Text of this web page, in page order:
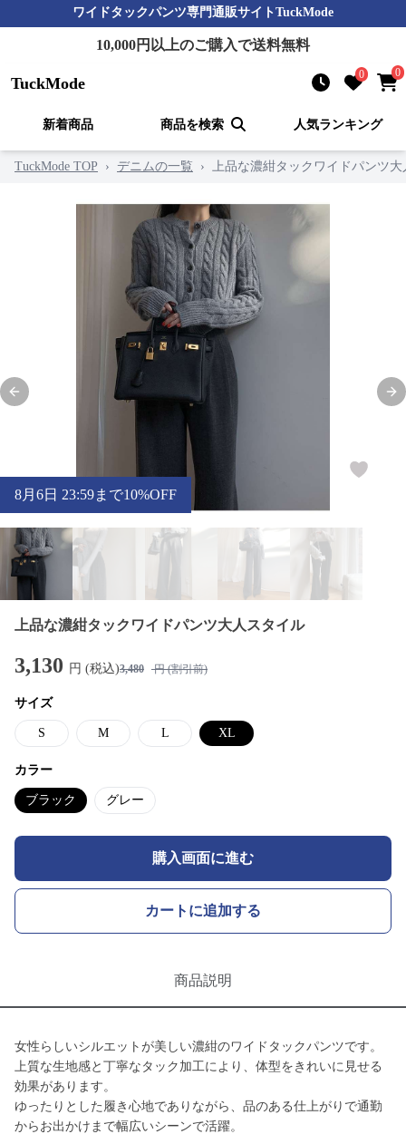
ワイドタックパンツ専門通販サイトTuckMode
10,000円以上のご購入で送料無料
TuckMode 0 0
新着商品 商品を検索 人気ランキング
TuckMode TOP › デニムの一覧 › 上品な濃紺タックワイドパンツ大
Previous slide
8月 6日 23:59まで10%OFF
上品な濃紺タックワイドパンツ大人スタイル
3,130 円 (税込)3,480 円 (割引前)
サイズ
S M L XL
カラー
ブラック グレー
購入画面に進む
カートに追加する
商品説明
女性らしいシルエットが美しい濃紺のワイドタックパンツです。
上質な生地感と丁寧なタック加工により、体型をきれいに見せる
効果があります。
ゆったりとした履き心地でありながら、品のある仕上がりで通勤
からお出かけまで幅広いシーンで活躍。